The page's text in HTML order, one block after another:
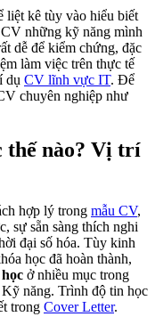
liệt kê tùy vào hiểu biết
những kỹ năng mình
dễ để kiểm chứng, đặc
làm việc trên thực tế
dụ CV lĩnh vực IT. Để
chuyên nghiệp như
thế nào? Vị trí
hợp lý trong mẫu CV,
sự sẵn sàng thích nghi
đại số hóa. Tùy kinh
học đã hoàn thành,
ở nhiều mục trong
năng. Trình độ tin học
trong Cover Letter.